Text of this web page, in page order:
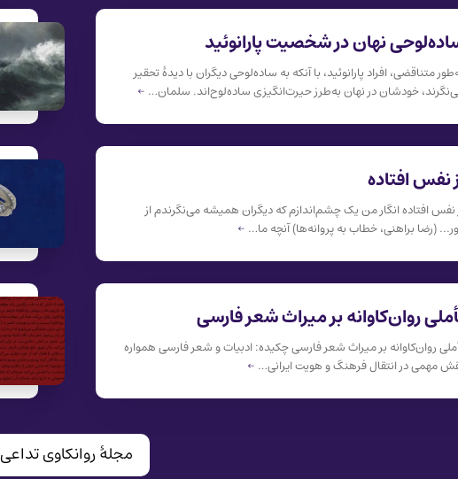
نهان در شخصیت پارانوئید
متناقضی، افراد پارانوئید، با آنکه به ساده‌لوحی دیگران با دیدهٔ تحقیر
خودشان در نهان به‌طرز حیرت‌انگیزی ساده‌لوح‌اند. سلمان… ←
نفس افتاده
نفس افتاده انگار من یک چشم‌اندازم که دیگران همیشه می‌نگرندم از
(رضا براهنی، خطاب به پروانه‌ها) آنچه ما… ←
روان‌کاوانه بر میراث شعر فارسی
روان‌کاوانه بر میراث شعر فارسی چکیده: ادبیات و شعر فارسی همواره
مهمی در انتقال فرهنگ و هویت ایرانی… ←
مجلهٔ روانکاوی تداعی